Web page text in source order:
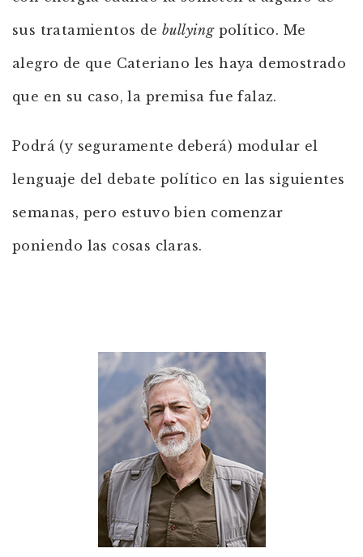
sus tratamientos de bullyingpolítico. Me
alegro de que Cateriano les haya demostrado
que en su caso, la premisa fue falaz.
Podrá (y seguramente deberá) modular el
lenguaje del debate político en las siguientes
semanas, pero estuvo bien comenzar
poniendo las cosas claras.